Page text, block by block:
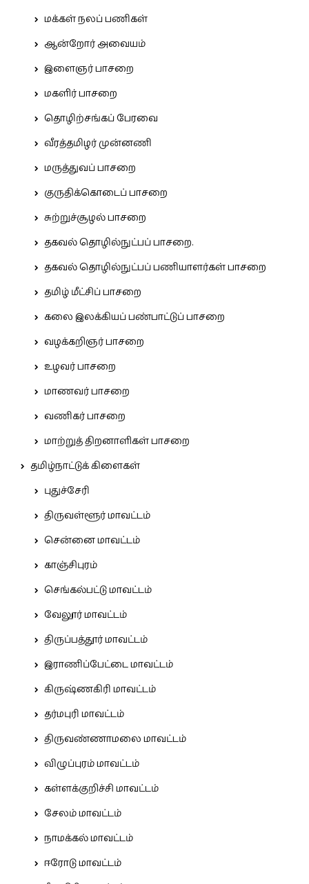
மக்கள் நலப் பணிகள்
ஆன்றோர் அவையம்
இளைஞர் பாசறை
மகளிர் பாசறை
தொழிற்சங்கப் பேரவை
வீரத்தமிழர் முன்னணி
மருத்துவப் பாசறை
குருதிக்கொடைப் பாசறை
சுற்றுச்சூழல் பாசறை
தகவல் தொழில்நுட்பப் பாசறை.
தகவல் தொழில்நுட்பப் பணியாளர்கள் பாசறை
தமிழ் மீட்சிப் பாசறை
கலை இலக்கியப் பண்பாட்டுப் பாசறை
வழக்கறிஞர் பாசறை
உழவர் பாசறை
மாணவர் பாசறை
வணிகர் பாசறை
மாற்றுத் திறனாளிகள் பாசறை
தமிழ்நாட்டுக் கிளைகள்
புதுச்சேரி
திருவள்ளூர் மாவட்டம்
சென்னை மாவட்டம்
காஞ்சிபுரம்
செங்கல்பட்டு மாவட்டம்
வேலூர் மாவட்டம்
திருப்பத்தூர் மாவட்டம்
இராணிப்பேட்டை மாவட்டம்
கிருஷ்ணகிரி மாவட்டம்
தர்மபுரி மாவட்டம்
திருவண்ணாமலை மாவட்டம்
விழுப்புரம் மாவட்டம்
கள்ளக்குறிச்சி மாவட்டம்
சேலம் மாவட்டம்
நாமக்கல் மாவட்டம்
ஈரோடு மாவட்டம்